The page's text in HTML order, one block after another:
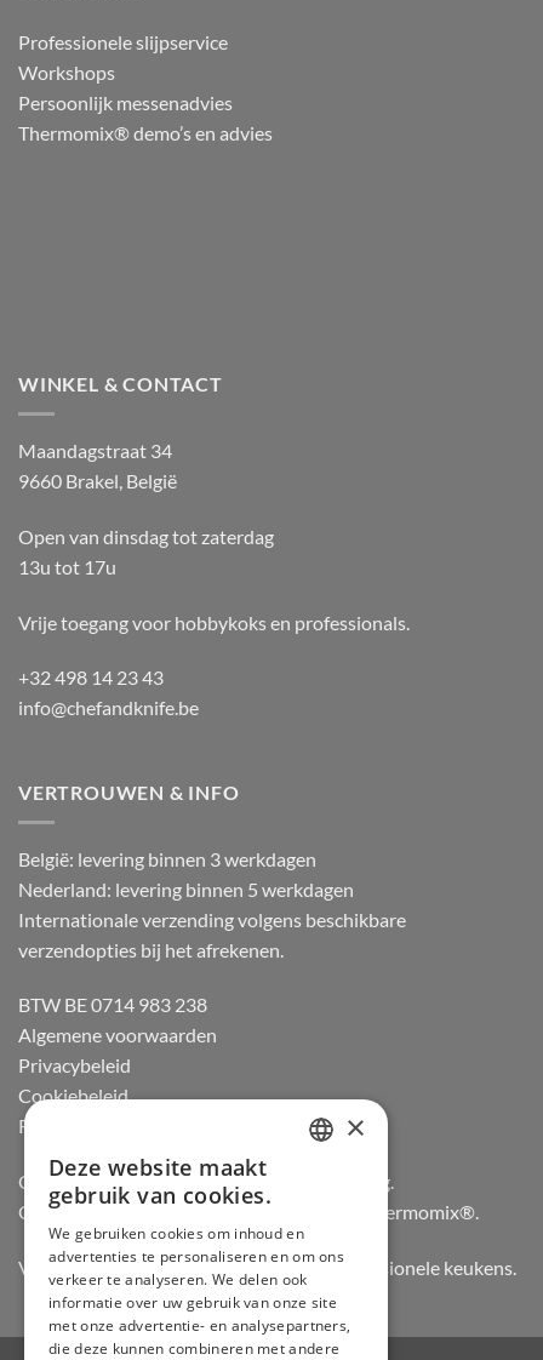
Professionele slijpservice
Workshops
Persoonlijk messenadvies
Thermomix® demo’s en advies
WINKEL & CONTACT
Maandagstraat 34
9660 Brakel, België
Open van dinsdag tot zaterdag
13u tot 17u
Vrije toegang voor hobbykoks en professionals.
+32 498 14 23 43
info@chefandknife.be
VERTROUWEN & INFO
België: levering binnen 3 werkdagen
Nederland: levering binnen 5 werkdagen
Internationale verzending volgens beschikbare
verzendopties bij het afrekenen.
BTW BE 0714 983 238
Algemene voorwaarden
Privacybeleid
Cookiebeleid
Retourneren
Officiële dealer van Gozney en Big Green Egg.
Officiële advisor en verdeler van Vorwerk Thermomix®.
Vertrouwd door hobbykoks, chefs en professionele keukens.
GERMAN
ENGLISH
×
Deze website maakt
gebruik van cookies.
We gebruiken cookies om inhoud en
advertenties te personaliseren en om ons
verkeer te analyseren. We delen ook
informatie over uw gebruik van onze site
met onze advertentie- en analysepartners,
die deze kunnen combineren met andere